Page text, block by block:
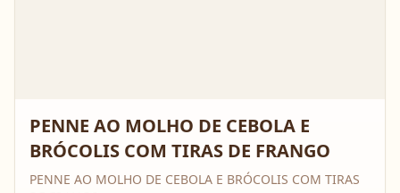
PENNE AO MOLHO DE CEBOLA E
BRÓCOLIS COM TIRAS DE FRANGO
PENNE AO MOLHO DE CEBOLA E BRÓCOLIS COM TIRAS